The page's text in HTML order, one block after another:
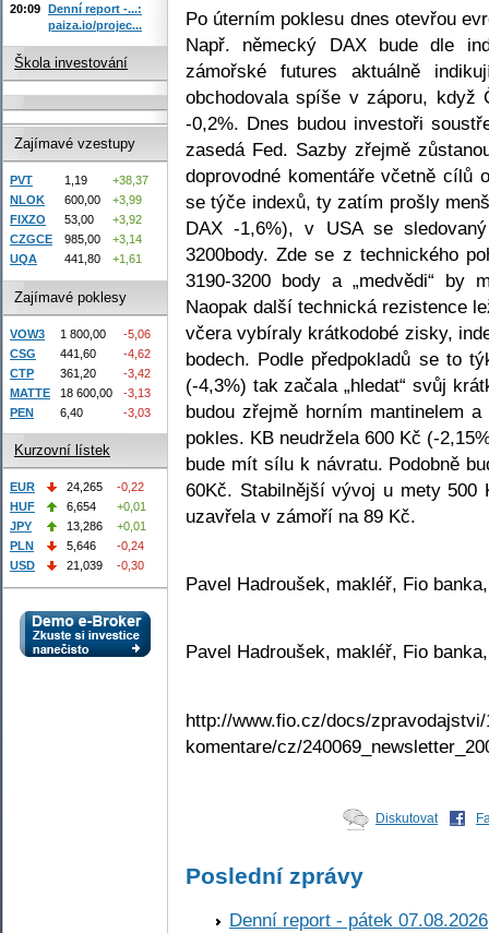
Po úterním poklesu dnes otevřou
Např. německý DAX bude dle
zámořské futures aktuálně
obchodovala spíše v záporu, když
-0,2%. Dnes budou investoři
zasedá Fed. Sazby zřejmě
doprovodné komentáře včetně cílů
se týče indexů, ty zatím prošly
DAX -1,6%), v USA se
3200body. Zde se z technického
3190-3200 body a „medvědi“ by
Naopak další technická rezistence
včera vybíraly krátkodobé zisky,
bodech. Podle předpokladů se to
(-4,3%) tak začala „hledat“ svůj
budou zřejmě horním mantinelem
pokles. KB neudržela 600 Kč (-
bude mít sílu k návratu. Podobně
60Kč. Stabilnější vývoj u mety 500
uzavřela v zámoří na 89 Kč.
Pavel Hadroušek, makléř, Fio
Pavel Hadroušek, makléř, Fio
http://www.fio.cz/docs/
komentare/cz/
Diskutovat
Poslední zprávy
Denní report - pátek 07.08.2026
20:09 Denní report -...:
paiza.io/projec...
Škola investování
Zajímavé vzestupy
PVT 1,19
+38,37
NLOK
600,00
+3,99
FIXZO
53,00
+3,92
CZGCE
985,00
+3,14
UQA
441,80 +1,61
Zajímavé poklesy
VOW3 1 800,00
-5,06
CSG
441,60
-4,62
CTP
361,20
-3,42
MATTE
18 600,00
-3,13
PEN
6,40 -3,03
Kurzovní lístek
EUR 24,265
-0,22
HUF
6,654
+0,01
JPY
13,286
+0,01
PLN
5,646
-0,24
USD
21,039 -0,30